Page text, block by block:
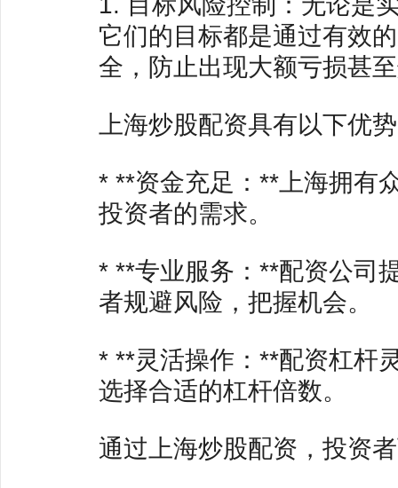
它们的目标都是通过有效
全，防止出现大额亏损甚
上海炒股配资具有以下优
* **资金充足：**上海拥有
投资者的需求。
* **专业服务：**配资公司
者规避风险，把握机会。
* **灵活操作：**配资杠杆
选择合适的杠杆倍数。
通过上海炒股配资，投资